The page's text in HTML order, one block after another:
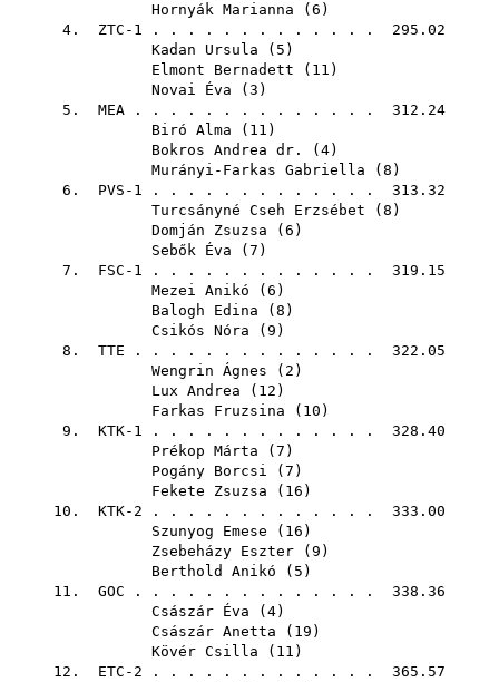
Hornyák Marianna ( 6 )
4. ZTC-1 . . . . . . . . . . . . . 295.02
Kadan Ursula ( 5 )
Elmont Bernadett ( 11 )
Novai Éva ( 3 )
5. MEA . . . . . . . . . . . . . . 312.24
Biró Alma ( 11 )
Bokros Andrea dr.
( 4)
Murányi-Farkas Gabriella ( 8 )
6. PVS-1 . . . . . . . . . . . . . 313.32
Turcsányné Cseh Erzsébet ( 8 )
Domján Zsuzsa ( 6 )
Sebők Éva ( 7 )
7. FSC-1 . . . . . . . . . . . . . 319.15
Mezei Anikó ( 6 )
Balogh Edina ( 8 )
Csikós Nóra ( 9 )
8. TTE . . . . . . . . . . . . . . 322.05
Wengrin Ágnes ( 2 )
Lux Andrea ( 12 )
Farkas Fruzsina ( 10 )
9. KTK-1 . . . . . . . . . . . . . 328.40
Prékop Márta ( 7 )
Pogány Borcsi ( 7 )
Fekete Zsuzsa ( 16 )
10. KTK-2 . . . . . . . . . . . . . 333.00
Szunyog Emese ( 16 )
Zsebeházy Eszter ( 9 )
Berthold Anikó ( 5 )
11. GOC . . . . . . . . . . . . . . 338.36
Császár Éva ( 4)
Császár Anetta ( 19 )
Kövér Csilla ( 11 )
12. ETC-2 . . . . . . . . . . . . . 365.57